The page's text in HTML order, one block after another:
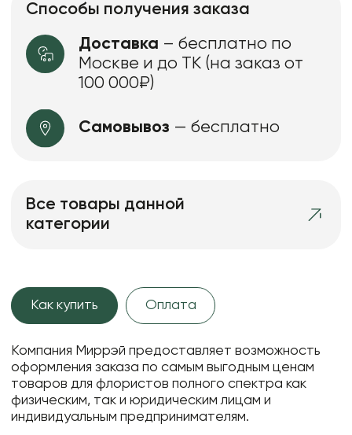
Способы получения заказа
Доставка – бесплатно по
Москве и до ТК (на заказ от
100 000₽)
Самовывоз — бесплатно
Все товары данной
категории
Как купить Оплата
Компания Миррэй предоставляет возможность
оформления заказа по самым выгодным ценам
товаров для флористов полного спектра как
физическим, так и юридическим лицам и
индивидуальным предпринимателям.